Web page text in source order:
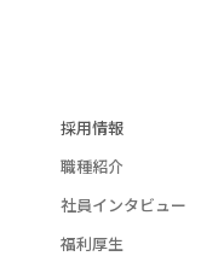
採用情報
職種紹介
社員インタビュー
福利厚生